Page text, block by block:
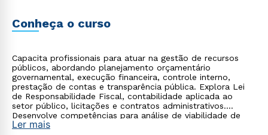
Conheça o curso
Capacita profissionais para atuar na gestão de recursos
públicos, abordando planejamento orçamentário
governamental, execução financeira, controle interno,
prestação de contas e transparência pública. Explora Lei
de Responsabilidade Fiscal, contabilidade aplicada ao
setor público, licitações e contratos administrativos.
Desenvolve competências para análise de viabilidade de
projetos públicos e otimização de recursos
Ler mais